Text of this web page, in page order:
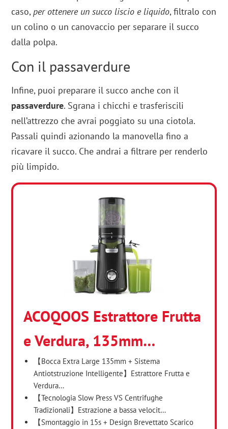
caso,per ottenere un succo liscio e liquido, filtralo con
un colino o un canovaccio per separare il succo
dalla polpa.
Con il passaverdure
Infine, puoi preparare il succo anche con il
passaverdure. Sgrana i chicchi e trasferiscili
nell’attrezzo che avrai poggiato su una ciotola.
Passali quindi azionando la manovella fino a
ricavare il succo. Che andrai a filtrare per renderlo
più limpido.
ACOQOOS Estrattore Frutta
e Verdura, 135mm…
【Bocca Extra Large 135mm + Sistema
Antiotstruzione Intelligente】Estrattore Frutta e
Verdura…
【Tecnologia Slow Press VS Centrifughe
Tradizionali】Estrazione a bassa velocit…
【Smontaggio in 15s + Design Brevettato Scarico